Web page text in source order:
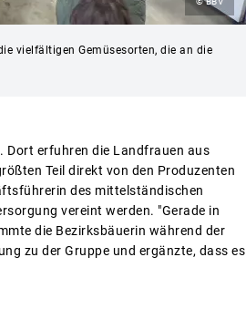
vielfältigen Gemüsesorten, die an die
Dort erfuhren die Landfrauen aus
Teil direkt von den Produzenten
des mittelständischen
vereint werden. "Gerade in
die Bezirksbäuerin während der
zu der Gruppe und ergänzte, dass es